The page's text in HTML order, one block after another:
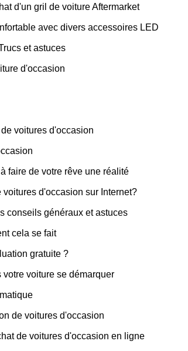
d'un gril de voiture Aftermarket
avec divers accessoires LED
et astuces
d'occasion
voitures d'occasion
faire de votre rêve une réalité
d'occasion sur Internet?
conseils généraux et astuces
cela se fait
gratuite ?
voiture se démarquer
de voitures d'occasion
de voitures d'occasion en ligne